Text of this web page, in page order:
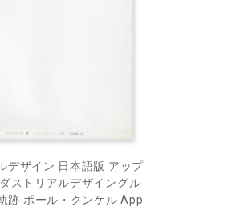
デザイン 日本語版 アップ
ストリアルデザイングル
跡 ポール・クンケル App